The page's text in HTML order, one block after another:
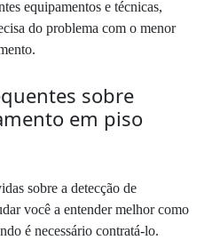
equipamentos e técnicas,
do problema com o menor
sobre
em piso
sobre a detecção de
você a entender melhor como
é necessário contratá-lo.